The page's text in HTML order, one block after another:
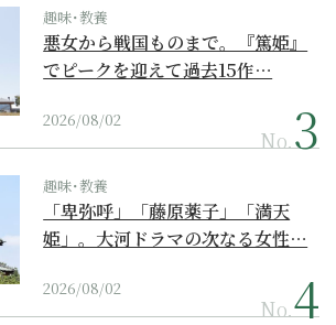
趣味･教養
悪女から戦国ものまで。『篤姫』
でピークを迎えて過去15作…
2026/08/02
No.
趣味･教養
「卑弥呼」「藤原薬子」「満天
姫」。大河ドラマの次なる女性…
2026/08/02
No.